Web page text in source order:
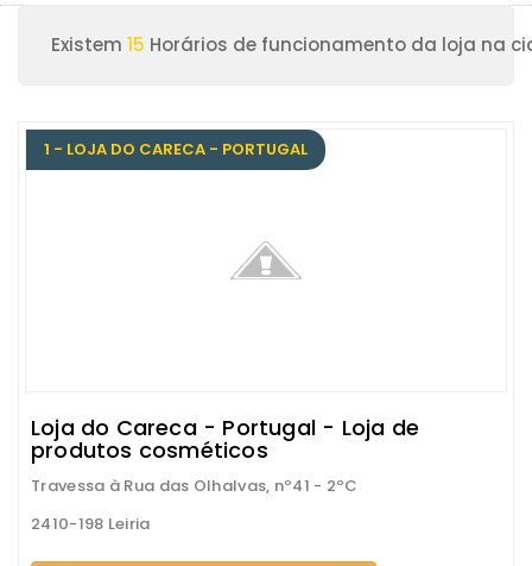
Existem 15 Horários de funcionamento da loja na
1 - LOJA DO CARECA - PORTUGAL
Loja do Careca - Portugal - Loja de
produtos cosméticos
Travessa à Rua das Olhalvas, nº41 - 2ºC
2410-198 Leiria